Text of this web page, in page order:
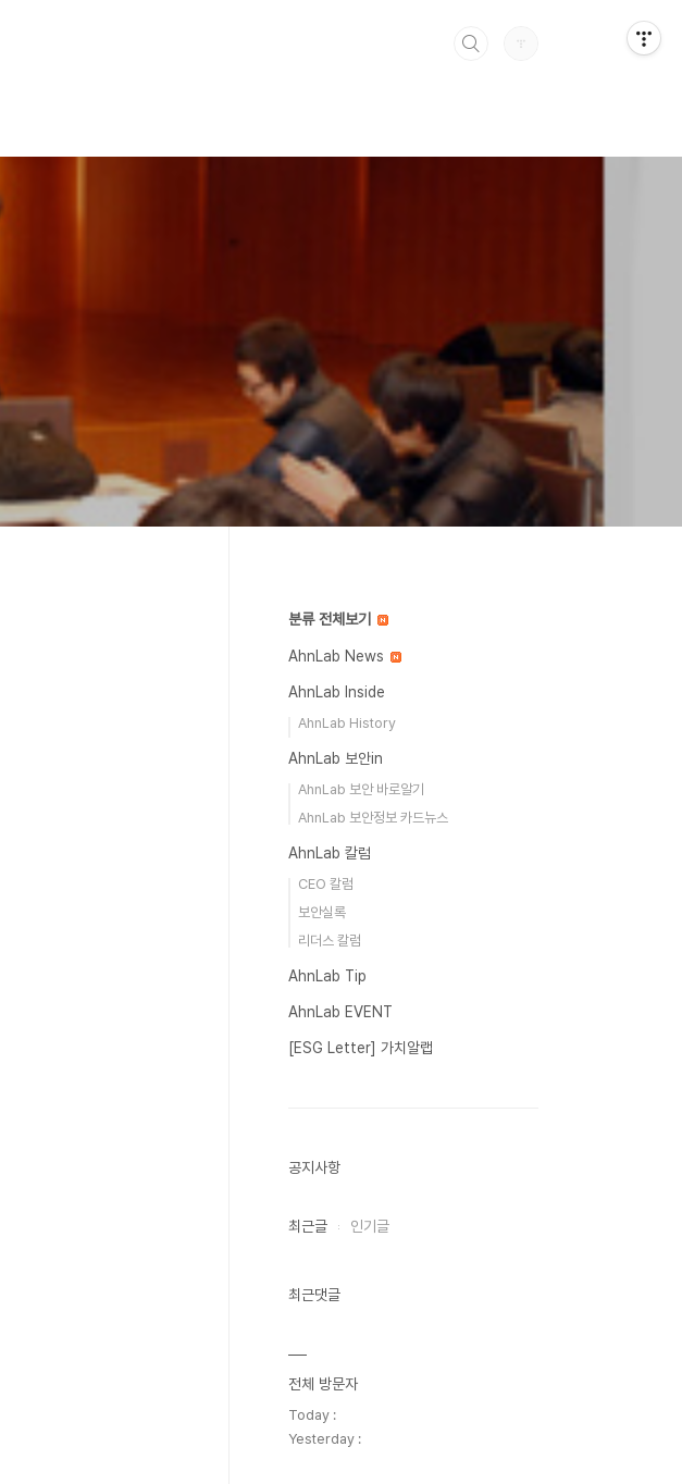
분류 전체보기
AhnLab News
AhnLab Inside
AhnLab History
AhnLab 보안in
AhnLab 보안 바로알기
AhnLab 보안정보 카드뉴스
AhnLab 칼럼
CEO 칼럼
보안실록
리더스 칼럼
AhnLab Tip
AhnLab EVENT
[ESG Letter] 가치알랩
공지사항
최근글 인기글
최근댓글
전체 방문자
Today :
Yesterday :